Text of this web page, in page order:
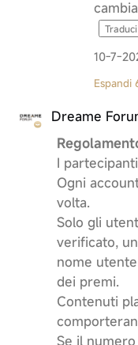
Traduci
10-7-
Espandi
Dreame
I
Ogni
volta.
Solo gli
verificato,
nome
dei premi.
Contenuti
Se il